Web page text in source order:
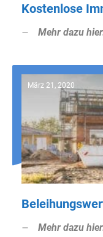
Kostenlose
Mehr dazu
März 21, 2020
Mehr dazu